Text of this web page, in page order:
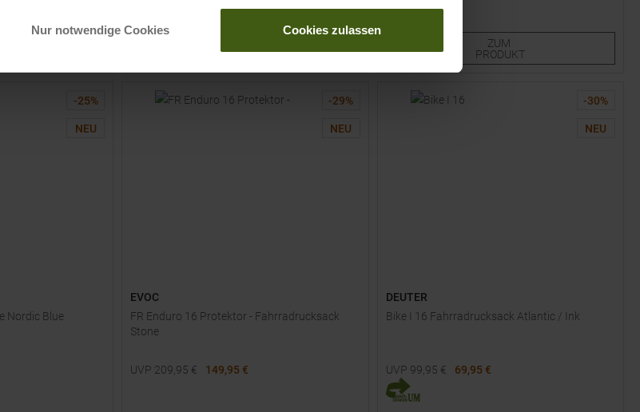
Nur notwendige Cookies Cookies zulassen
PRODUKT
ZUM
PRODUKT
-25%
NEU
Nordic Blue
-29%
NEU
EVOC
FR Enduro 16 Protektor - Fahrradrucksack
Stone
UVP 209,95 €
149,95 €
-30%
NEU
DEUTER
Bike I 16 Fahrradrucksack Atlantic / Ink
UVP 99,95 €
69,95 €
Verfügbare Größen: